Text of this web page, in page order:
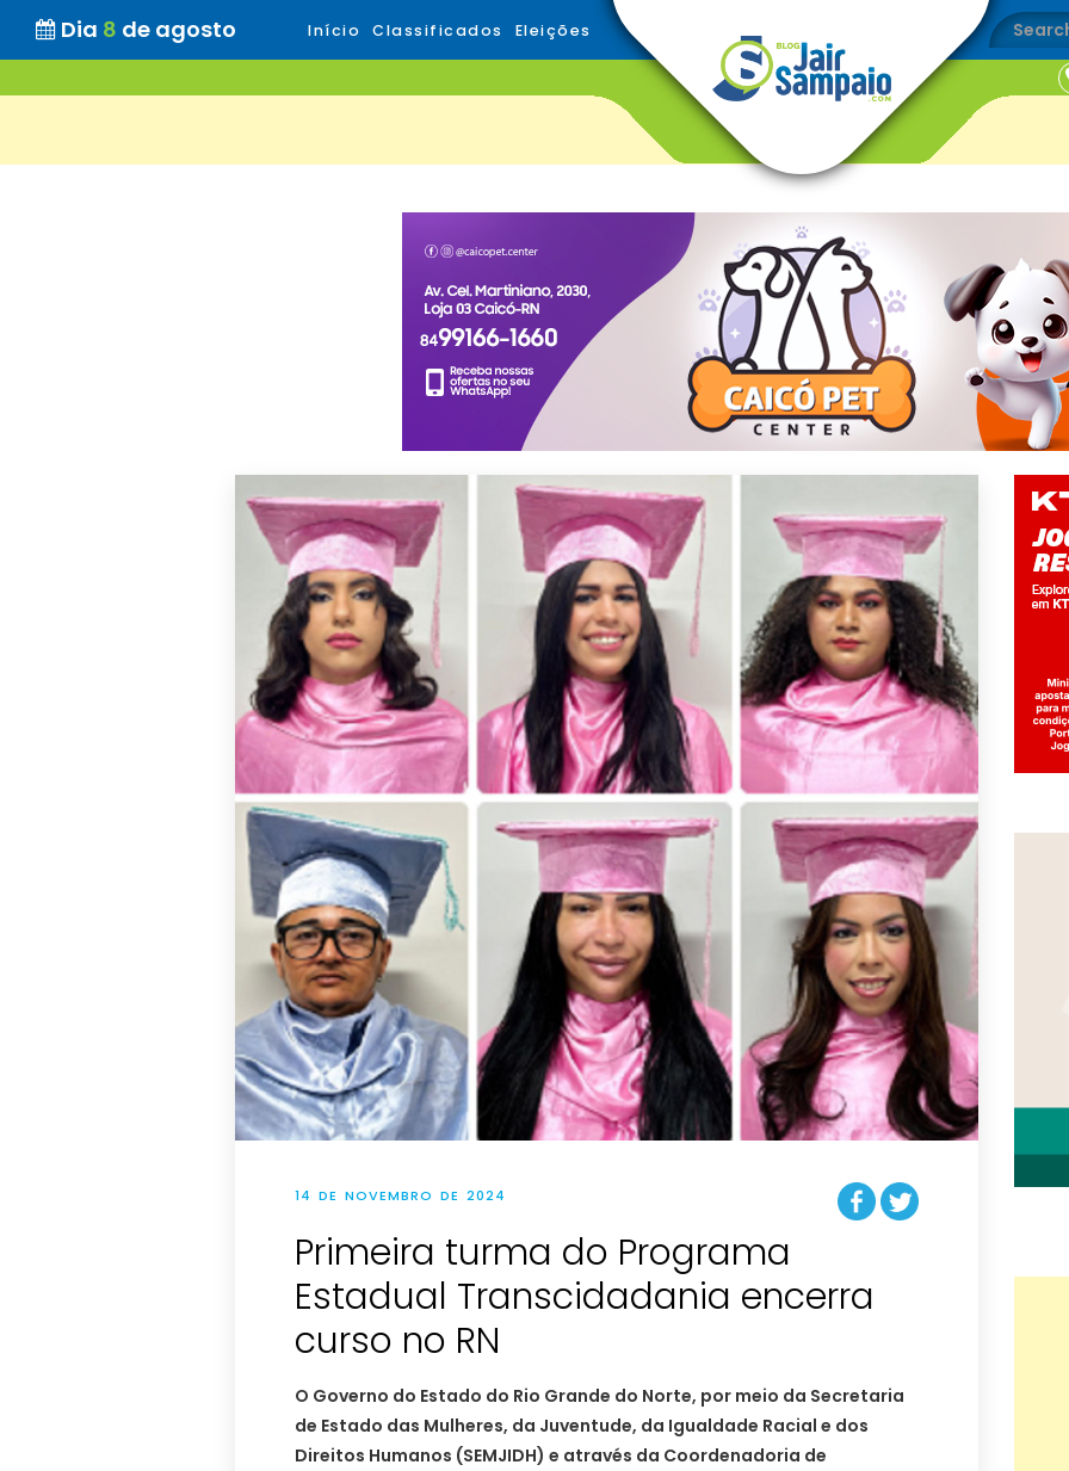
Dia 8 de agosto Início Classificados Eleições
14 DE NOVEMBRO DE 2024
Primeira turma do Programa
Estadual Transcidadania encerra
curso no RN
O Governo do Estado do Rio Grande do Norte, por meio da Secretaria
de Estado das Mulheres, da Juventude, da Igualdade Racial e dos
Direitos Humanos (SEMJIDH) e através da Coordenadoria de